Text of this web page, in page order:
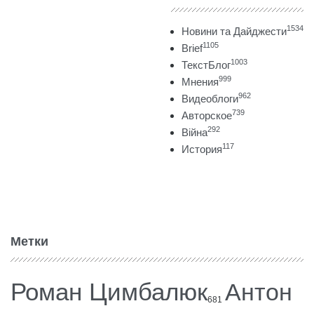
Новини та Дайджести1534
Brief1105
ТекстБлог1003
Мнения999
Видеоблоги962
Авторское739
Війна292
История117
Метки
Роман Цимбалюк681 Антон